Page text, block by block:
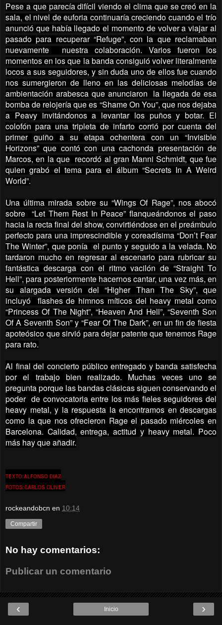
Pese a que parecía difícil viendo el clima que se creó en la
sala, el nivel de euforia continuaría creciendo cuando el trío
anunció que había llegado el momento de volver a viajar al
pasado para recuperar “Refuge”, con la que reclamaban
nuevamente nuestra colaboración. Varios fueron los
momentos en los que la banda consiguió volver literalmente
locos a sus seguidores, y sin duda uno de ellos fue cuando
nos sumergieron de lleno en las deliciosas melodías de
ambientación arabesca que anunciaron la llegada de esa
bomba de relojería que es “Shame On You”, que nos dejaba
a Peavy invitándonos a levantar los puños y botar. El
colofón para una tripleta de infarto corrió por cuenta del
primer guiño a su etapa ochentera con un “Invisible
Horizons” que contó con una cachonda presentación de
Marcos, en la que recordó al gran Manni Schmidt, que fue
quien grabó el tema para el álbum “Secrets In A Weird
World”.
Una última mirada sobre su “Wings Of Rage”, nos abocó
sobre “Let Them Rest In Peace” flanqueándonos el paso
hacia la recta final del show, convirtiéndose en el preámbulo
perfecto para una imprescindible y coreadísima “Don’t Fear
The Winter”, que ponía el punto y seguido a la velada. No
tardaron mucho en regresar al escenario para rubricar su
fantástica descarga con el ritmo vacilón de “Straight To
Hell”, para posteriormente hacernos cantar, una vez más, en
su alargada versión del “Higher Than The Sky”, que
incluyó flashes de himnos míticos del heavy metal como
“Princess Of The Night”, “Heaven And Hell”, “Seventh Son
Of A Seventh Son” y “Fear Of The Dark”, en un fin de fiesta
apoteósico que sirvió para dejar patente que tenemos Rage
para rato.
Al final del concierto público entregado y banda satisfecha
por el trabajo bien realizado. Muchas veces uno se
pregunta porque las bandas clásicas siguen conservando el
poderde convocatoria entre los más fieles seguidores del
heavy metal, y la respuesta la encontramos en descargas
como la que nos ofrecieron Rage el pasado miércoles en
Barcelona. Calidad, entrega, actitud y heavy metal. Poco
más hay que añadir.
TEXTO:ALFONSO DIAZ
FOTOS:CARLOS OLIVER
rockeandobcn en 10:14
Compartir
No hay comentarios:
Publicar un comentario
‹ ›
Inicio